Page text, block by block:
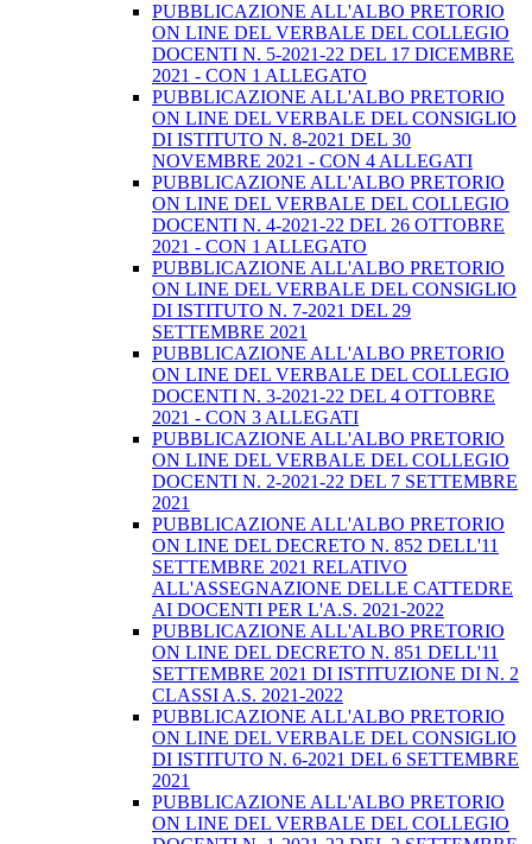
PUBBLICAZIONE ALL'ALBO PRETORIO
ON LINE DEL VERBALE DEL COLLEGIO
DOCENTI N. 5-2021-22 DEL 17 DICEMBRE
2021 - CON 1 ALLEGATO
PUBBLICAZIONE ALL'ALBO PRETORIO
ON LINE DEL VERBALE DEL CONSIGLIO
DI ISTITUTO N. 8-2021 DEL 30
NOVEMBRE 2021 - CON 4 ALLEGATI
PUBBLICAZIONE ALL'ALBO PRETORIO
ON LINE DEL VERBALE DEL COLLEGIO
DOCENTI N. 4-2021-22 DEL 26 OTTOBRE
2021 - CON 1 ALLEGATO
PUBBLICAZIONE ALL'ALBO PRETORIO
ON LINE DEL VERBALE DEL CONSIGLIO
DI ISTITUTO N. 7-2021 DEL 29
SETTEMBRE 2021
PUBBLICAZIONE ALL'ALBO PRETORIO
ON LINE DEL VERBALE DEL COLLEGIO
DOCENTI N. 3-2021-22 DEL 4 OTTOBRE
2021 - CON 3 ALLEGATI
PUBBLICAZIONE ALL'ALBO PRETORIO
ON LINE DEL VERBALE DEL COLLEGIO
DOCENTI N. 2-2021-22 DEL 7 SETTEMBRE
2021
PUBBLICAZIONE ALL'ALBO PRETORIO
ON LINE DEL DECRETO N. 852 DELL'11
SETTEMBRE 2021 RELATIVO
ALL'ASSEGNAZIONE DELLE CATTEDRE
AI DOCENTI PER L'A.S. 2021-2022
PUBBLICAZIONE ALL'ALBO PRETORIO
ON LINE DEL DECRETO N. 851 DELL'11
SETTEMBRE 2021 DI ISTITUZIONE DI N. 2
CLASSI A.S. 2021-2022
PUBBLICAZIONE ALL'ALBO PRETORIO
ON LINE DEL VERBALE DEL CONSIGLIO
DI ISTITUTO N. 6-2021 DEL 6 SETTEMBRE
2021
PUBBLICAZIONE ALL'ALBO PRETORIO
ON LINE DEL VERBALE DEL COLLEGIO